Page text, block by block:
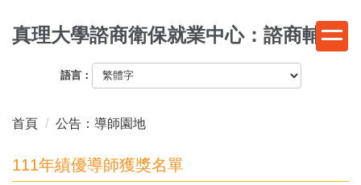
到
區
真理大學諮商衛保就業中心：諮商輔導
語言：
首頁 公告：導師園地
111年績優導師獲獎名單